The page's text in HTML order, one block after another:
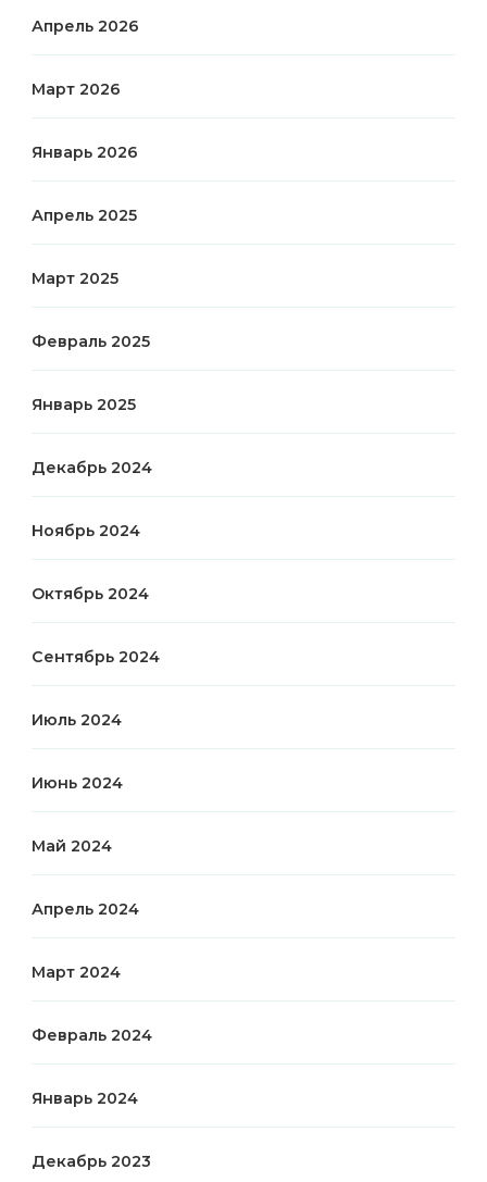
Апрель 2026
Март 2026
Январь 2026
Апрель 2025
Март 2025
Февраль 2025
Январь 2025
Декабрь 2024
Ноябрь 2024
Октябрь 2024
Сентябрь 2024
Июль 2024
Июнь 2024
Май 2024
Апрель 2024
Март 2024
Февраль 2024
Январь 2024
Декабрь 2023